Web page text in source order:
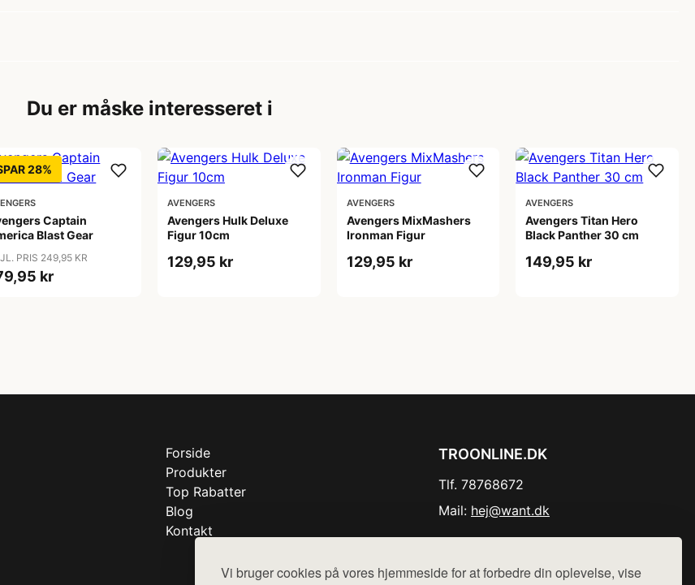
Vi bruger cookies på vores hjemmeside for at forbedre din oplevelse, vise
Du er måske interesseret i
28%
Captain
Blast Gear
PRIS 249,95 KR
kr
AVENGERS
Avengers Hulk Deluxe
Figur 10cm
129,95 kr
AVENGERS
Avengers MixMashers
Ironman Figur
129,95 kr
AVENGERS
Avengers Titan Hero
Black Panther 30 cm
149,95 kr
Forside
Produkter
Top Rabatter
Blog
Kontakt
TROONLINE.DK
Tlf. 78768672
Mail: hej@want.dk